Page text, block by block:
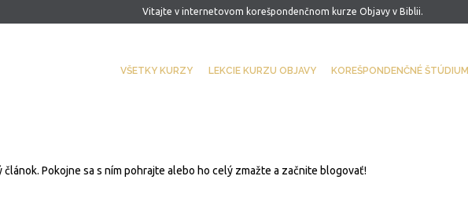
Vitajte v internetovom korešpondenčnom kurze Objavy v Biblii.
VŠETKY KURZY LEKCIE KURZU OBJAVY KOREŠPONDENČNÉ ŠTÚDIUM
článok. Pokojne sa s ním pohrajte alebo ho celý zmažte a začnite blogovať!